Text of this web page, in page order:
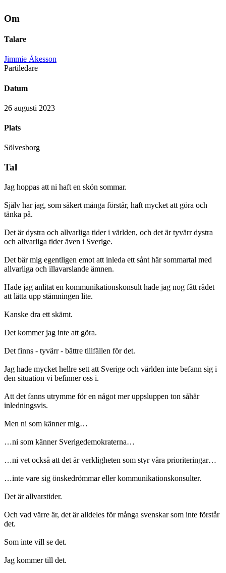
Om
Talare
Jimmie Åkesson
Partiledare
Datum
26 augusti 2023
Plats
Sölvesborg
Tal
Jag hoppas att ni haft en skön sommar.
Själv har jag, som säkert många förstår, haft mycket att göra och
tänka på.
Det är dystra och allvarliga tider i världen, och det är tyvärr dystra
och allvarliga tider även i Sverige.
Det bär mig egentligen emot att inleda ett sånt här sommartal med
allvarliga och illavarslande ämnen.
Hade jag anlitat en kommunikationskonsult hade jag nog fått rådet
att lätta upp stämningen lite.
Kanske dra ett skämt.
Det kommer jag inte att göra.
Det finns - tyvärr - bättre tillfällen för det.
Jag hade mycket hellre sett att Sverige och världen inte befann sig i
den situation vi befinner oss i.
Att det fanns utrymme för en något mer uppsluppen ton såhär
inledningsvis.
Men ni som känner mig…
…ni som känner Sverigedemokraterna…
…ni vet också att det är verkligheten som styr våra prioriteringar…
…inte vare sig önskedrömmar eller kommunikationskonsulter.
Det är allvarstider.
Och vad värre är, det är alldeles för många svenskar som inte förstår
det.
Som inte vill se det.
Jag kommer till det.